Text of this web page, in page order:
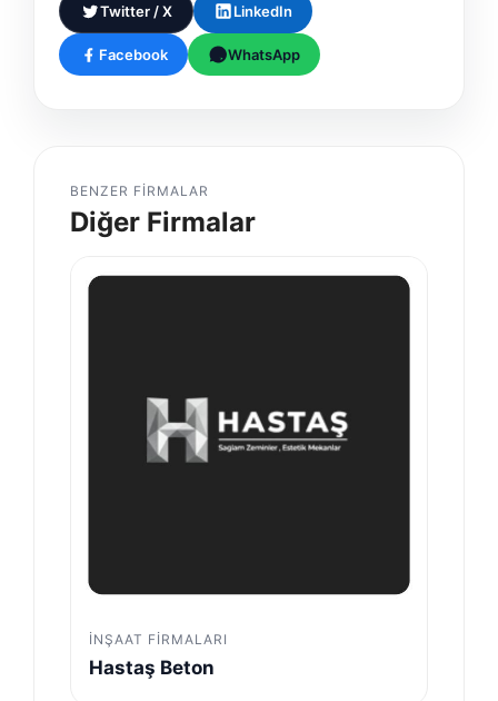
Twitter / X LinkedIn
Facebook WhatsApp
BENZER FIRMALAR
Diğer Firmalar
İNŞAAT FIRMALARI
Hastaş Beton